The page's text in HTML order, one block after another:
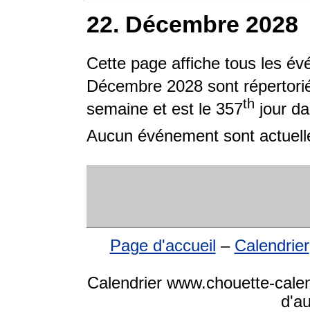
22. Décembre 2028
Cette page affiche tous les
Décembre 2028 sont
semaine et est le 357th jour
Aucun événement sont
Page d'accueil – Calendrier
Calendrier www.chouette-